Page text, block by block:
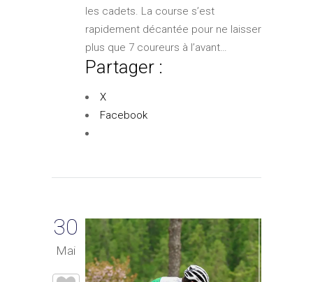
les cadets. La course s’est
rapidement décantée pour ne laisser
plus que 7 coureurs à l’avant…
Partager :
X
Facebook
30
Mai